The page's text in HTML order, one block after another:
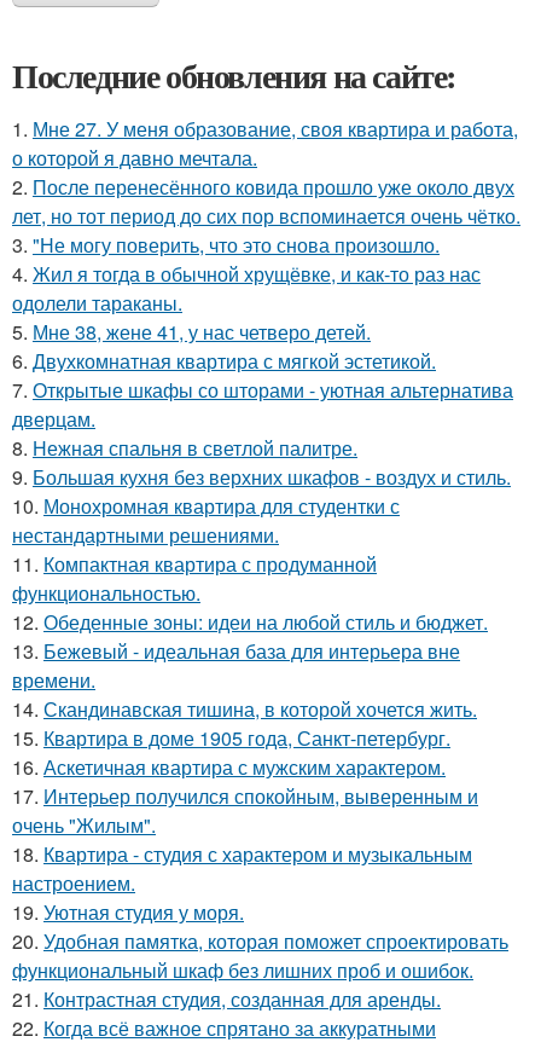
Последние обновления на сайте:
1. Мне 27. У меня образование, своя квартира и работа,
о которой я давно мечтала.
2. После перенесённого ковида прошло уже около двух
лет, но тот период до сих пор вспоминается очень чётко.
3. "Не могу поверить, что это снова произошло.
4. Жил я тогда в обычной хрущёвке, и как-то раз нас
одолели тараканы.
5. Мне 38, жене 41, у нас четверо детей.
6. Двухкомнатная квартира с мягкой эстетикой.
7. Открытые шкафы со шторами - уютная альтернатива
дверцам.
8. Нежная спальня в светлой палитре.
9. Большая кухня без верхних шкафов - воздух и стиль.
10. Монохромная квартира для студентки с
нестандартными решениями.
11. Компактная квартира с продуманной
функциональностью.
12. Обеденные зоны: идеи на любой стиль и бюджет.
13. Бежевый - идеальная база для интерьера вне
времени.
14. Скандинавская тишина, в которой хочется жить.
15. Квартира в доме 1905 года, Санкт-петербург.
16. Аскетичная квартира с мужским характером.
17. Интерьер получился спокойным, выверенным и
очень "Жилым".
18. Квартира - студия с характером и музыкальным
настроением.
19. Уютная студия у моря.
20. Удобная памятка, которая поможет спроектировать
функциональный шкаф без лишних проб и ошибок.
21. Контрастная студия, созданная для аренды.
22. Когда всё важное спрятано за аккуратными